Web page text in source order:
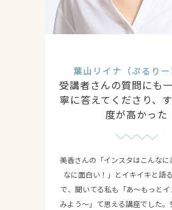
葉山リイナ（ぷるり
受講者さんの質問にも
寧に答えてくださり、
度が高かった
美香さんの「インスタはこんなに
なに面白い！」とイキイキと語
で、聞いてる私も「あ〜もっとイ
みよう〜」て思える講座でした。